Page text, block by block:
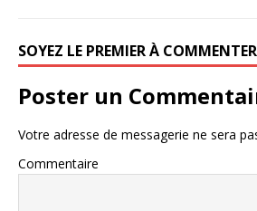
SOYEZ LE PREMIER À COMMENTER
Poster un
Votre adresse de messagerie ne sera
Commentaire